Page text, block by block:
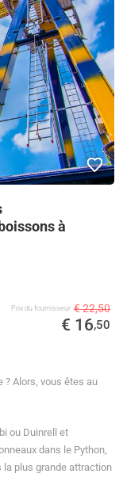
à
Prix ​​du fournisseur € 22,50
€ 16,50
? Alors, vous êtes au
ou Duinrell et
dans le Python,
plus grande attraction